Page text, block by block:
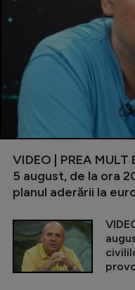
VIDEO | PREA
5 august, de la ora
planul aderării la